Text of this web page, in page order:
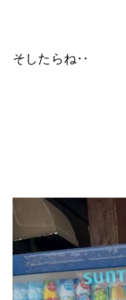
そしたらね‥